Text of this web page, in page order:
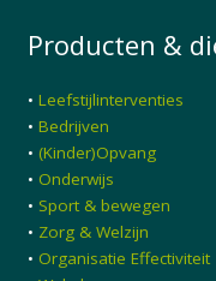
Producten &
• Leefstijlinterventies
• Bedrijven
• (Kinder)Opvang
• Onderwijs
• Sport & bewegen
• Zorg & Welzijn
• Organisatie Effectiviteit